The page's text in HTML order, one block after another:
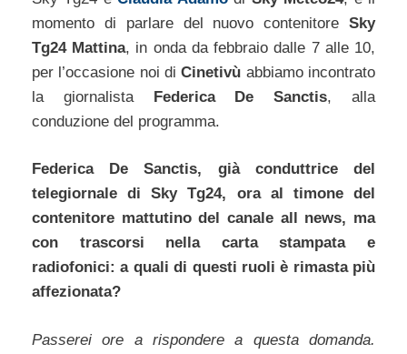
momento di parlare del nuovo contenitore Sky
Tg24 Mattina, in onda da febbraio dalle 7 alle 10,
per l’occasione noi diCinetivù abbiamo incontrato
la giornalista Federica De Sanctis, alla
conduzione del programma.
Federica De Sanctis, già conduttrice del
telegiornale di Sky Tg24, ora al timone del
contenitore mattutino del canale all news, ma
con trascorsi nella carta stampata e
radiofonici: a quali di questi ruoli è rimasta più
affezionata?
Passerei ore a rispondere a questa domanda.